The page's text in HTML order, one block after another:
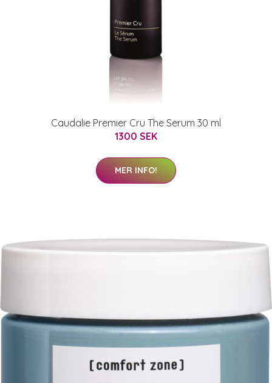
Caudalie Premier Cru The Serum 30 ml
1300 SEK
MER INFO!